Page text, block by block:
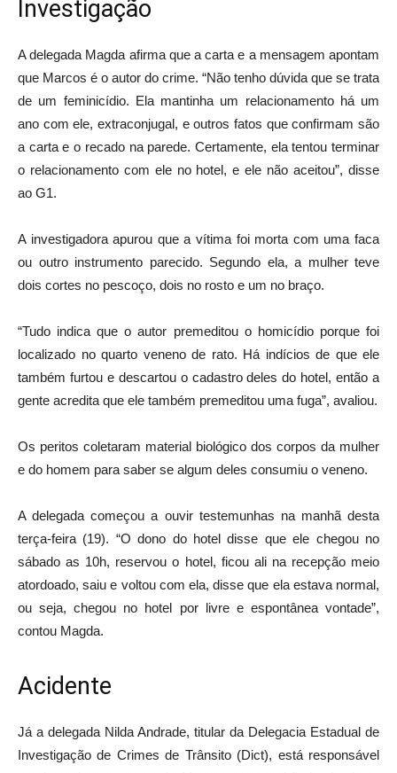
Investigação
A delegada Magda afirma que a carta e a mensagem apontam
que Marcos é o autor do crime. “Não tenho dúvida que se trata
de um feminicídio. Ela mantinha um relacionamento há um
ano com ele, extraconjugal, e outros fatos que confirmam são
a carta e o recado na parede. Certamente, ela tentou terminar
o relacionamento com ele no hotel, e ele não aceitou”, disse
ao G1.
A investigadora apurou que a vítima foi morta com uma faca
ou outro instrumento parecido. Segundo ela, a mulher teve
dois cortes no pescoço, dois no rosto e um no braço.
“Tudo indica que o autor premeditou o homicídio porque foi
localizado no quarto veneno de rato. Há indícios de que ele
também furtou e descartou o cadastro deles do hotel, então a
gente acredita que ele também premeditou uma fuga”, avaliou.
Os peritos coletaram material biológico dos corpos da mulher
e do homem para saber se algum deles consumiu o veneno.
A delegada começou a ouvir testemunhas na manhã desta
terça-feira (19). “O dono do hotel disse que ele chegou no
sábado as 10h, reservou o hotel, ficou ali na recepção meio
atordoado, saiu e voltou com ela, disse que ela estava normal,
ou seja, chegou no hotel por livre e espontânea vontade”,
contou Magda.
Acidente
Já a delegada Nilda Andrade, titular da Delegacia Estadual de
Investigação de Crimes de Trânsito (Dict), está responsável